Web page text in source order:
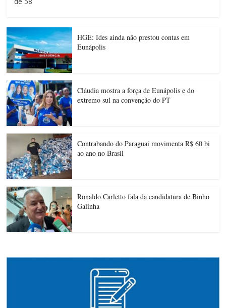
HGE: Ides ainda não prestou contas em
Eunápolis
Cláudia mostra a força de Eunápolis e do
extremo sul na convenção do PT
Contrabando do Paraguai movimenta R$ 60 bi
ao ano no Brasil
Ronaldo Carletto fala da candidatura de Binho
Galinha